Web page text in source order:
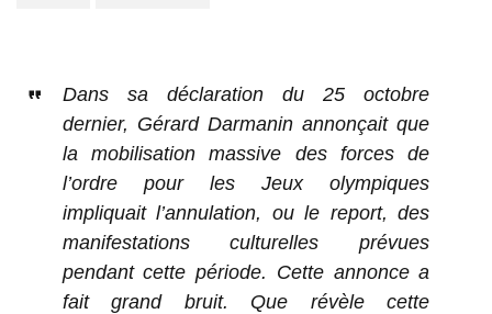
Dans sa déclaration du 25 octobre
dernier, Gérard Darmanin annonçait que
la mobilisation massive des forces de
l’ordre pour les Jeux olympiques
impliquait l’annulation, ou le report, des
manifestations culturelles prévues
pendant cette période. Cette annonce a
fait grand bruit. Que révèle cette